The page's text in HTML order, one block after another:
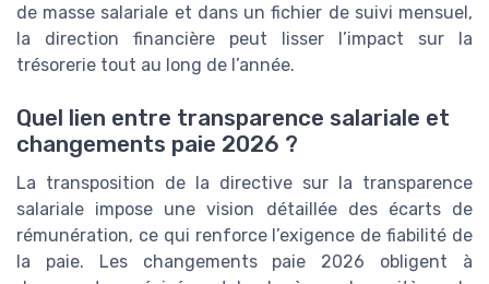
de masse salariale et dans un fichier de suivi mensuel,
la direction financière peut lisser l’impact sur la
trésorerie tout au long de l’année.
Quel lien entre transparence salariale et
changements paie 2026 ?
La transposition de la directive sur la transparence
salariale impose une vision détaillée des écarts de
rémunération, ce qui renforce l’exigence de fiabilité de
la paie. Les changements paie 2026 obligent à